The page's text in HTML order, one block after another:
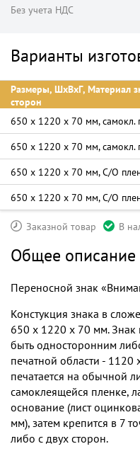
Без учета НДС
Варианты
Размеры, ШхВхГ, Материал
сторон
650 х 1220 х 70 мм, самокл.
650 х 1220 х 70 мм, самокл.
650 х 1220 х 70 мм, С/О
650 х 1220 х 70 мм, С/О
Заказной товар В
Общее описание
Переносной знак
Констукция знака в
650 х 1220 х 70 мм.
быть односторонним
печатной области -
печатается на обычной
самоклеящейся пленке,
основание (лист
мм), затем крепится в 7
либо с двух сторон.